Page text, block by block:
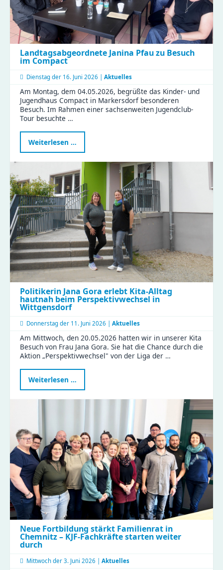
Landtagsabgeordnete Janina Pfau zu Besuch
im Compact
Dienstag der 16. Juni 2026 | Aktuelles
Am Montag, dem 04.05.2026, begrüßte das Kinder- und
Jugendhaus Compact in Markersdorf besonderen
Besuch. Im Rahmen einer sachsenweiten Jugendclub-
Tour besuchte …
Weiterlesen …
Janina
zu
Besuch
im
Compact
Politikerin Jana Gora erlebt Kita-Alltag
hautnah beim Perspektivwechsel in
Wittgensdorf
Donnerstag der 11. Juni 2026 | Aktuelles
Am Mittwoch, den 20.05.2026 hatten wir in unserer Kita
Besuch von Frau Jana Gora. Sie hat die Chance durch die
Aktion „Perspektivwechsel" von der Liga der …
Weiterlesen …
Jana
Gora
Alltag
hautnah
beim
Perspektivwechsel
in
Wittgensdorf
Neue Fortbildung stärkt Familienrat in
Chemnitz – KJF-Fachkräfte starten weiter
durch
Mittwoch der 3. Juni 2026 | Aktuelles